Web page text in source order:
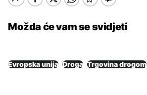
Možda će vam se svidjeti
Evropska unija Droga Trgovina drogom